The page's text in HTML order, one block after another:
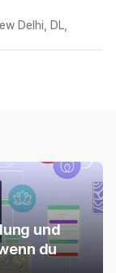
Delhi, DL,
und
du